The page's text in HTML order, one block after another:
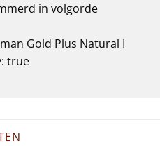
in volgorde
Gold Plus Natural I
true